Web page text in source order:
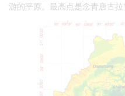
游的平原。最高点是念青唐古拉